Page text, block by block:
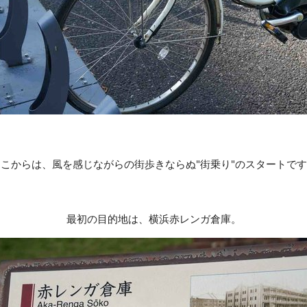
からは、風を感じながらの街歩きならぬ"街乗り"のスタートで
最初の目的地は、横浜赤レンガ倉庫。